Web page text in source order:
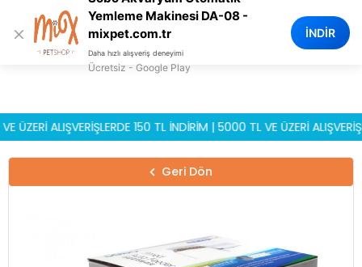
ALIŞVERİŞLERDE 150 TL İNDİRİM | 5000 TL VE ÜZERİ
0
Geri Dön
×
Yemleme Makinesi DA-08 -
mixpet.com.tr
Daha hızlı alışveriş deneyimi
Ücretsiz - Google Play
İNDİR